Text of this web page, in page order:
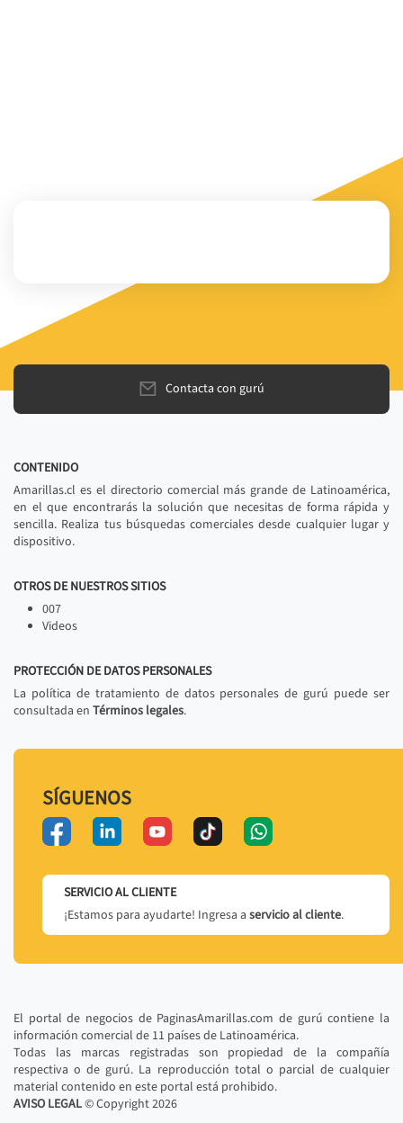
Contacta con gurú
CONTENIDO
Amarillas.cl es el directorio comercial más grande de Latinoamérica,
en el que encontrarás la solución que necesitas de forma rápida y
sencilla. Realiza tus búsquedas comerciales desde cualquier lugar y
dispositivo.
OTROS DE NUESTROS SITIOS
007
Videos
PROTECCIÓN DE DATOS PERSONALES
La política de tratamiento de datos personales de gurú puede ser
consultada en Términos legales.
SÍGUENOS
SERVICIO AL CLIENTE
¡Estamos para ayudarte! Ingresa a servicio al cliente.
El portal de negocios de PaginasAmarillas.com de gurú contiene la
información comercial de 11 países de Latinoamérica.
Todas las marcas registradas son propiedad de la compañía
respectiva o de gurú. La reproducción total o parcial de cualquier
material contenido en este portal está prohibido.
AVISO LEGAL© Copyright2026